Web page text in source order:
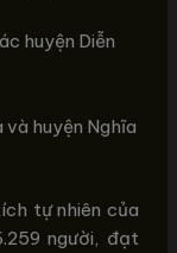
huyện Diễn
và huyện Nghĩa
tự nhiên của
người, đạt